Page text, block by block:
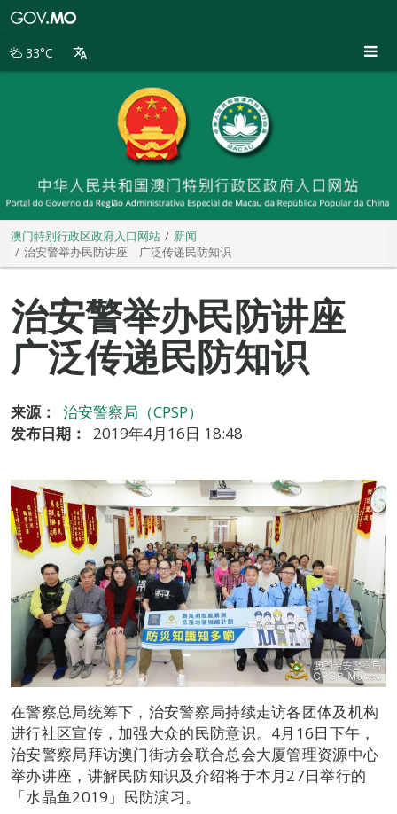
别
33°C
澳门特别行政区政府入口网站
新闻
治安警举办民防讲座 广泛传递民防知识
治安警举办民防讲座
广泛传递民防知识
来源：
治安警察局（CPSP）
发布日期：
2019年4月16日 18:48
在警察总局统筹下，治安警察局持续走访各团体及机构
进行社区宣传，加强大众的民防意识。4月16日下午，
治安警察局拜访澳门街坊会联合总会大厦管理资源中心
举办讲座，讲解民防知识及介绍将于本月27日举行的
「水晶鱼2019」民防演习。